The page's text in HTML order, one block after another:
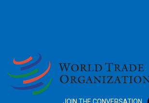
JOIN THE CONVERSATION